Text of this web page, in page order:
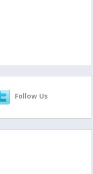
Follow Us